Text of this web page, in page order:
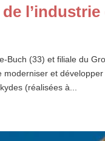
Buch (33) et filiale du
et
(réalisées à...